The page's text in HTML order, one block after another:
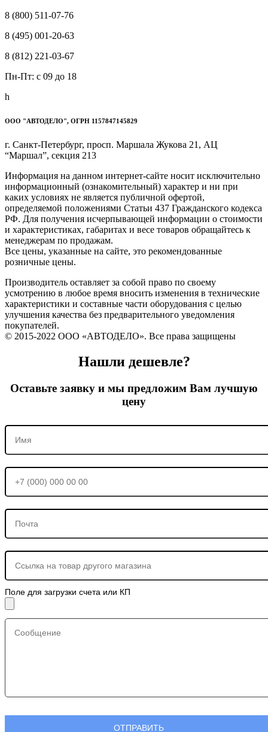
8 (800) 511-07-76
8 (495) 001-20-63
8 (812) 221-03-67
Пн-Пт: c 09 до 18
h
ООО "АВТОДЕЛО", ОГРН 1157847145829
г. Санкт-Петербург, просп. Маршала Жукова 21, АЦ
“Маршал”, секция 213
Информация на данном интернет-сайте носит исключительно
информационный (ознакомительный) характер и ни при
каких условиях не является публичной офертой,
определяемой положениями Статьи 437 Гражданского кодекса
РФ. Для получения исчерпывающей информации о стоимости
и характеристиках, габаритах и весе товаров обращайтесь к
менеджерам по продажам.
Все цены, указанные на сайте, это рекомендованные
розничные цены.
Производитель оставляет за собой право по своему
усмотрению в любое время вносить изменения в технические
характеристики и составные части оборудования с целью
улучшения качества без предварительного уведомления
покупателей.
© 2015-2022 ООО «АВТОДЕЛО». Все права защищены
Нашли дешевле?
Оставьте заявку и мы предложим Вам лучшую
цену
Поле для загрузки счета или КП